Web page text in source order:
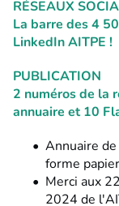
RÉSEAUX
La barre des 4
LinkedIn AITPE !
PUBLICATION
2 numéros de la
annuaire et 10
Annuaire
forme
Merci aux
2024 de